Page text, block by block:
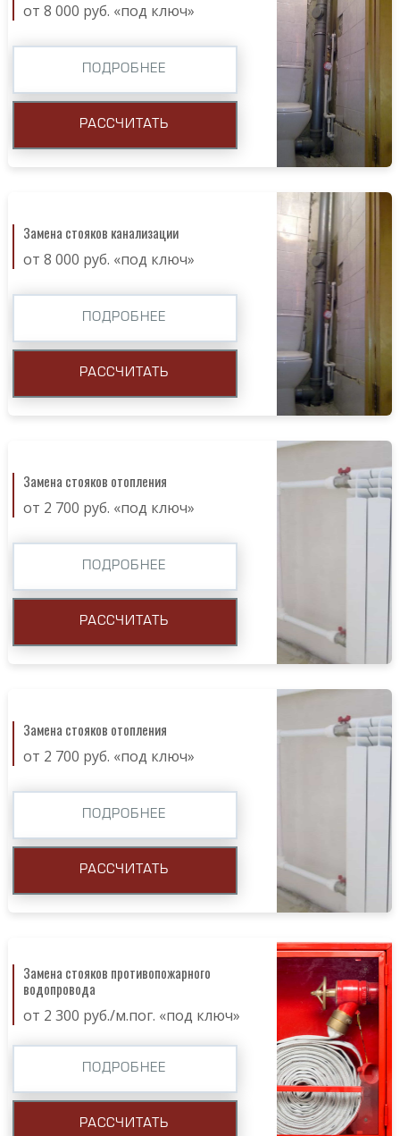
от 8 000 руб. «под ключ»
ПОДРОБНЕЕ
РАССЧИТАТЬ
Замена стояков канализации
от 8 000 руб. «под ключ»
ПОДРОБНЕЕ
РАССЧИТАТЬ
Замена стояков отопления
от 2 700 руб. «под ключ»
ПОДРОБНЕЕ
РАССЧИТАТЬ
Замена стояков отопления
от 2 700 руб. «под ключ»
ПОДРОБНЕЕ
РАССЧИТАТЬ
Замена стояков противопожарного
водопровода
от 2 300 руб./м.пог. «под ключ»
ПОДРОБНЕЕ
РАССЧИТАТЬ